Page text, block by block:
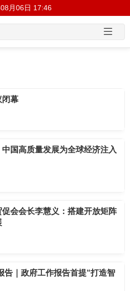
月06日 17:46
闭幕
国高质量发展为全球经济注入
会会长李慧义：搭建开放矩阵
告｜政府工作报告首提“打造智